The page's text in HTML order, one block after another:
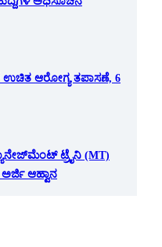
ಆರೋಗ್ಯ ತಪಾಸಣೆ, 6
ಟ್ರೈನಿ (MT)
ಅರ್ಜಿ ಆಹ್ವಾನ